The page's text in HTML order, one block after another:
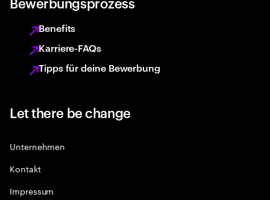
Benefits
Karriere-FAQs
Tipps für deine Bewerbung
Let there be change
Unternehmen
Kontakt
Impressum